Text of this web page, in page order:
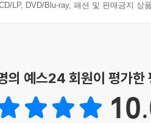
LP, DVD/Blu-ray, 패션 및 판매금지 상
의 예스24 회원이 평가한